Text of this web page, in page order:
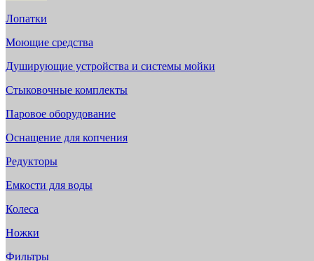
Лопатки
Моющие средства
Душирующие устройства и системы мойки
Стыковочные комплекты
Паровое оборудование
Оснащение для копчения
Редукторы
Емкости для воды
Колеса
Ножки
Фильтры